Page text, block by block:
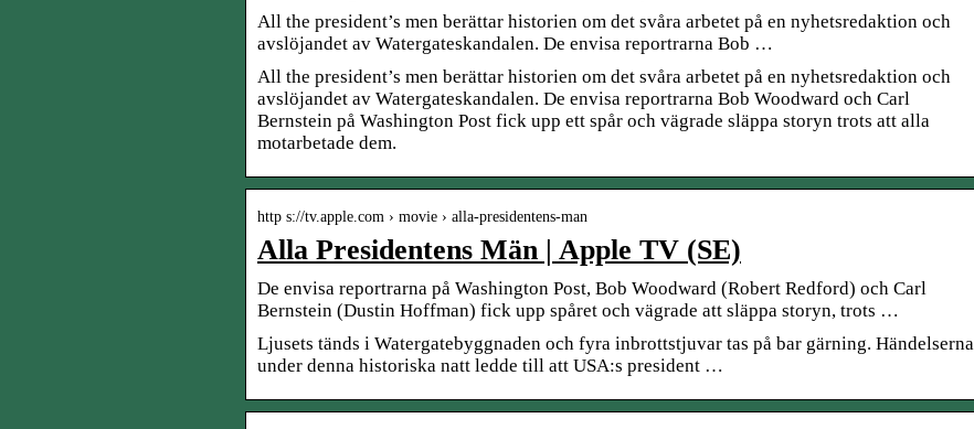
All the president’s men berättar historien om det svåra arbetet på en nyhetsredaktion och
avslöjandet av Watergateskandalen. De envisa reportrarna Bob …
All the president’s men berättar historien om det svåra arbetet på en nyhetsredaktion och
avslöjandet av Watergateskandalen. De envisa reportrarna Bob Woodward och Carl
Bernstein på Washington Post fick upp ett spår och vägrade släppa storyn trots att alla
motarbetade dem.
http s://tv.apple.com › movie › alla-presidentens-man
Alla Presidentens Män | Apple TV (SE)
De envisa reportrarna på Washington Post, Bob Woodward (Robert Redford) och Carl
Bernstein (Dustin Hoffman) fick upp spåret och vägrade att släppa storyn, trots …
Ljusets tänds i Watergatebyggnaden och fyra inbrottstjuvar tas på bar gärning. Händelserna
under denna historiska natt ledde till att USA:s president …